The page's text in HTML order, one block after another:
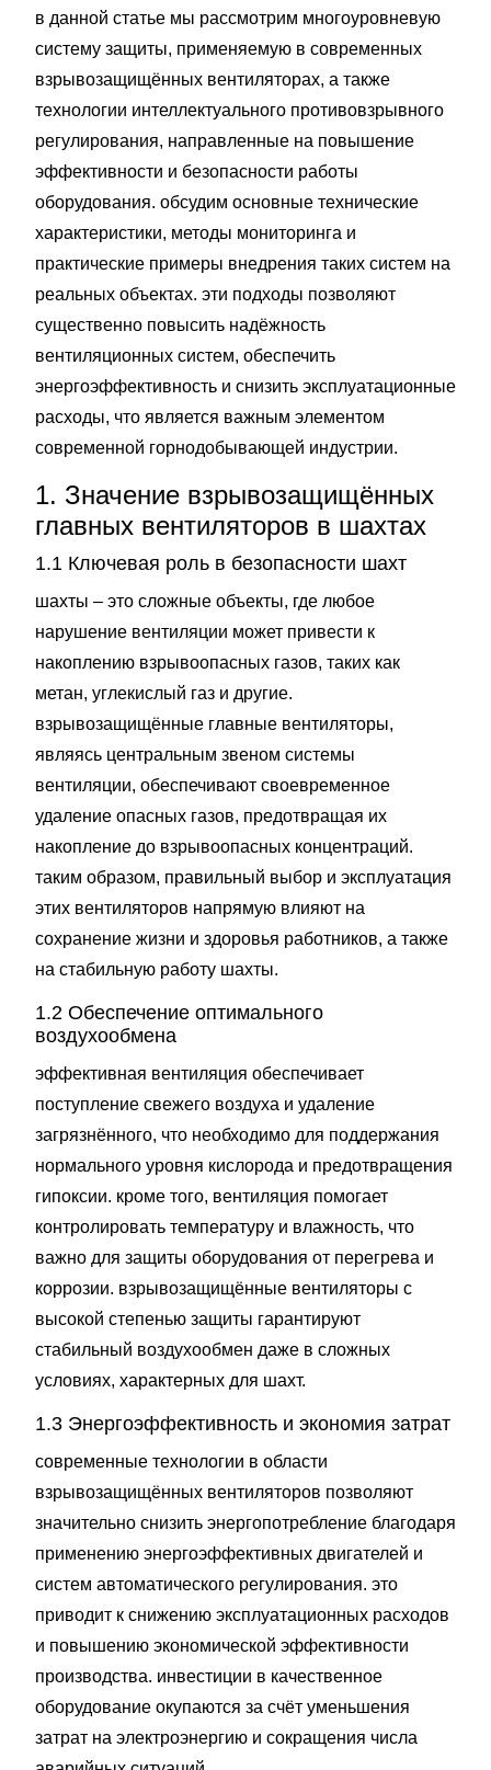
в данной статье мы рассмотрим многоуровневую
систему защиты, применяемую в современных
взрывозащищённых вентиляторах, а также
технологии интеллектуального противовзрывного
регулирования, направленные на повышение
эффективности и безопасности работы
оборудования. обсудим основные технические
характеристики, методы мониторинга и
практические примеры внедрения таких систем на
реальных объектах. эти подходы позволяют
существенно повысить надёжность
вентиляционных систем, обеспечить
энергоэффективность и снизить эксплуатационные
расходы, что является важным элементом
современной горнодобывающей индустрии.
1. Значение взрывозащищённых
главных вентиляторов в шахтах
1.1 Ключевая роль в безопасности шахт
шахты – это сложные объекты, где любое
нарушение вентиляции может привести к
накоплению взрывоопасных газов, таких как
метан, углекислый газ и другие.
взрывозащищённые главные вентиляторы,
являясь центральным звеном системы
вентиляции, обеспечивают своевременное
удаление опасных газов, предотвращая их
накопление до взрывоопасных концентраций.
таким образом, правильный выбор и эксплуатация
этих вентиляторов напрямую влияют на
сохранение жизни и здоровья работников, а также
на стабильную работу шахты.
1.2 Обеспечение оптимального
воздухообмена
эффективная вентиляция обеспечивает
поступление свежего воздуха и удаление
загрязнённого, что необходимо для поддержания
нормального уровня кислорода и предотвращения
гипоксии. кроме того, вентиляция помогает
контролировать температуру и влажность, что
важно для защиты оборудования от перегрева и
коррозии. взрывозащищённые вентиляторы с
высокой степенью защиты гарантируют
стабильный воздухообмен даже в сложных
условиях, характерных для шахт.
1.3 Энергоэффективность и экономия затрат
современные технологии в области
взрывозащищённых вентиляторов позволяют
значительно снизить энергопотребление благодаря
применению энергоэффективных двигателей и
систем автоматического регулирования. это
приводит к снижению эксплуатационных расходов
и повышению экономической эффективности
производства. инвестиции в качественное
оборудование окупаются за счёт уменьшения
затрат на электроэнергию и сокращения числа